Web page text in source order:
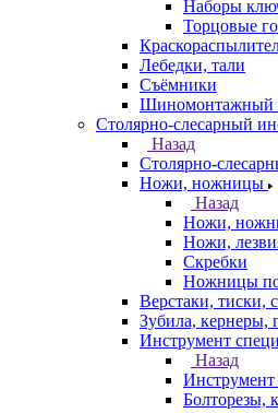
Наборы
Торцовые
Лебедки, тали
Съёмники
Шиномонтажный
Столярно-слесарный
Назад
Столярно-
Ножи, ножницы
Назад
Ножи,
Ножи,
Скребки
Ножницы
Верстаки, тиски,
Зубила, кернеры,
Инструмент
Назад
Болторезы,